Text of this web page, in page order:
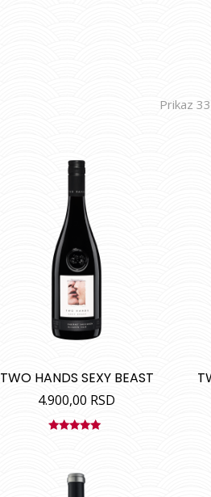
Prikaz
TWO HANDS SEXY BEAST
4.900,00 RSD